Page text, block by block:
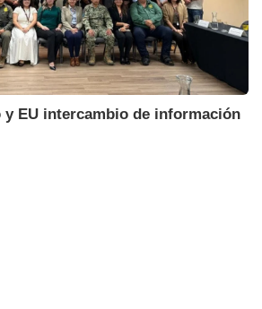
y EU intercambio de información